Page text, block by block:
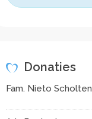
Donaties
Fam. Nieto Scholten